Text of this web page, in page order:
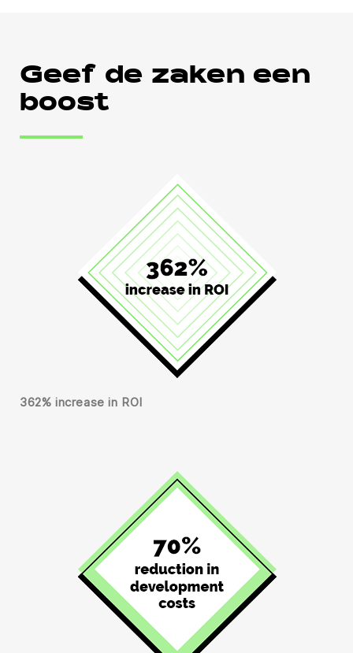
Geef de zaken een
boost
362% increase in ROI